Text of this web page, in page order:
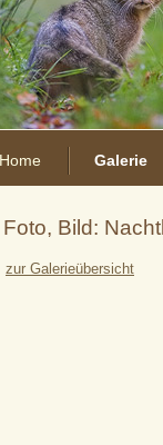
Home Galerie
Foto, Bild:
zur Galerieübersicht
Übersicht
nächstes Foto